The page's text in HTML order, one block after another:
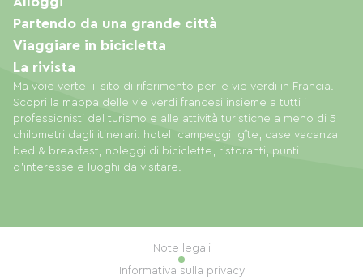
Ma voie verte, il sito di riferimento per le vie verdi in Francia.
Scopri la mappa delle vie verdi francesi insieme a tutti i
professionisti del turismo e alle attività turistiche a meno di 5
chilometri dagli itinerari: hotel, campeggi, gîte, case vacanza,
bed & breakfast, noleggi di biciclette, ristoranti, punti
d'interesse e luoghi da visitare.
Partendo da una grande città
Viaggiare in bicicletta
La rivista
Note legali
Informativa sulla privacy